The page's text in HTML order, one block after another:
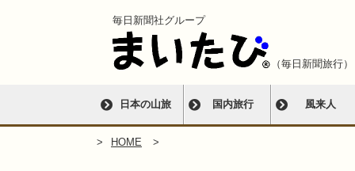
毎日新聞社グループ
（毎日新聞旅行）
日本の山旅 国内旅行 風来人
HOME